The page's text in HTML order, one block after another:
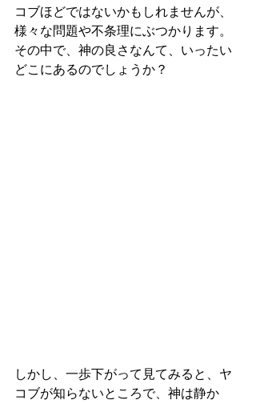
コブほどではないかもしれませんが、
様々な問題や不条理にぶつかります。
その中で、神の良さなんて、いったい
どこにあるのでしょうか？
しかし、一歩下がって見てみると、ヤ
コブが知らないところで、神は静か